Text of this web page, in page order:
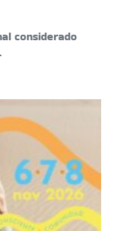
considerado